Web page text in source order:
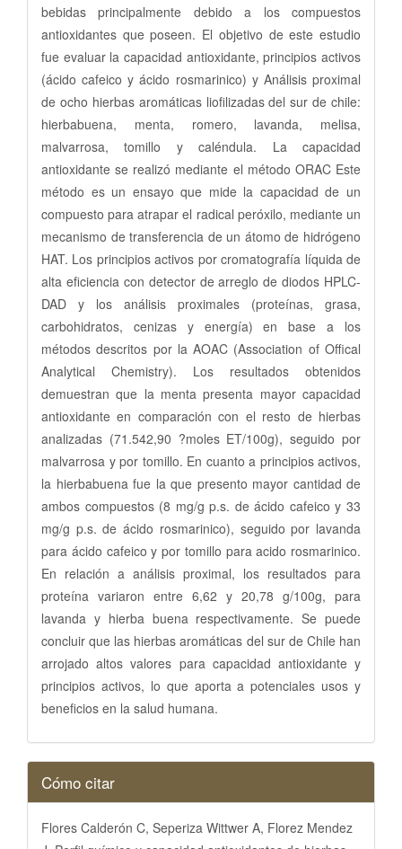
bebidas principalmente debido a los compuestos
antioxidantes que poseen. El objetivo de este estudio
fue evaluar la capacidad antioxidante, principios activos
(ácido cafeico y ácido rosmarinico) y Análisis proximal
de ocho hierbas aromáticas liofilizadas del sur de chile:
hierbabuena, menta, romero, lavanda, melisa,
malvarrosa, tomillo y caléndula. La capacidad
antioxidante se realizó mediante el método ORAC Este
método es un ensayo que mide la capacidad de un
compuesto para atrapar el radical peróxilo, mediante un
mecanismo de transferencia de un átomo de hidrógeno
HAT. Los principios activos por cromatografía líquida de
alta eficiencia con detector de arreglo de diodos HPLC-
DAD y los análisis proximales (proteínas, grasa,
carbohidratos, cenizas y energía) en base a los
métodos descritos por la AOAC (Association of Offical
Analytical Chemistry). Los resultados obtenidos
demuestran que la menta presenta mayor capacidad
antioxidante en comparación con el resto de hierbas
analizadas (71.542,90 ?moles ET/100g), seguido por
malvarrosa y por tomillo. En cuanto a principios activos,
la hierbabuena fue la que presento mayor cantidad de
ambos compuestos (8 mg/g p.s. de ácido cafeico y 33
mg/g p.s. de ácido rosmarinico), seguido por lavanda
para ácido cafeico y por tomillo para acido rosmarinico.
En relación a análisis proximal, los resultados para
proteína variaron entre 6,62 y 20,78 g/100g, para
lavanda y hierba buena respectivamente. Se puede
concluir que las hierbas aromáticas del sur de Chile han
arrojado altos valores para capacidad antioxidante y
principios activos, lo que aporta a potenciales usos y
beneficios en la salud humana.
Detalles
del
artículo
Cómo citar
Flores Calderón C, Seperiza Wittwer A, Florez Mendez